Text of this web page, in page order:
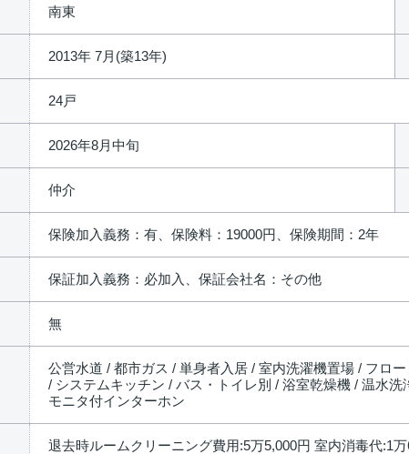
南東
2013年 7月(築13年)
24戸
2026年8月中旬
仲介
保険加入義務：有、保険料：19000円、保険期間：2年
保証加入義務：必加入、保証会社名：その他
無
公営水道 / 都市ガス / 単身者入居 / 室内洗濯機置場 / フロ
/ システムキッチン / バス・トイレ別 / 浴室乾燥機 / 温水
モニタ付インターホン
退去時ルームクリーニング費用:5万5,000円 室内消毒代:1